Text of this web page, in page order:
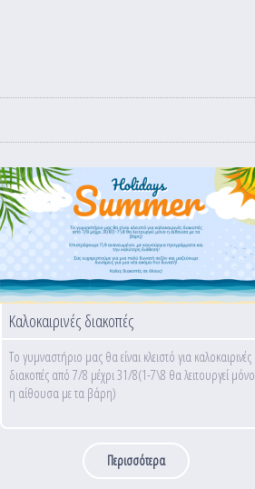
Καλοκαιρινές διακοπές
Το γυμναστήριο μας θα είναι κλειστό για καλοκαιρινές
διακοπές από 7/8 μέχρι 31/8(1-7\8 θα λειτουργεί μόνο
η αίθουσα με τα βάρη)
Περισσότερα